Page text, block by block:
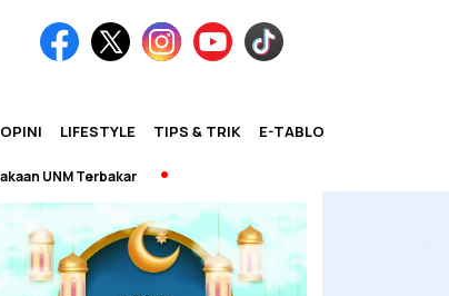
OPINI LIFESTYLE TIPS & TRIK E-TABLOID
Terbakar